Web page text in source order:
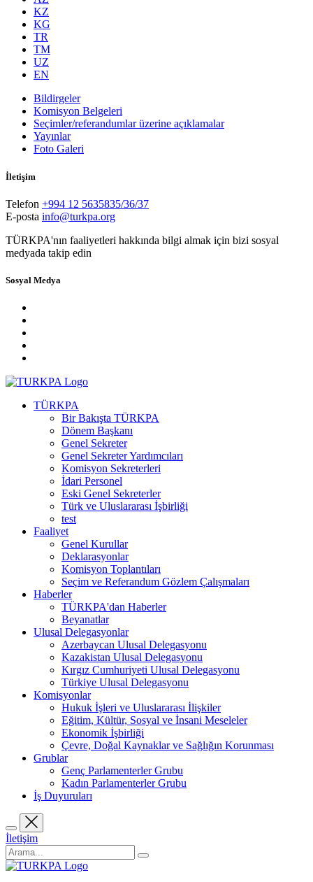
KZ
KG
TR
TM
UZ
EN
Bildirgeler
Komisyon Belgeleri
Seçimler/referandumlar üzerine açıklamalar
Yayınlar
Foto Galeri
İletişim
Telefon +994 12 5635835/36/37
E-posta info@turkpa.org
TÜRKPA'nın faaliyetleri hakkında bilgi almak için bizi sosyal
medyada takip edin
Sosyal Medya
TÜRKPA
Bir Bakışta TÜRKPA
Dönem Başkanı
Genel Sekreter
Genel Sekreter Yardımcıları
Komisyon Sekreterleri
İdari Personel
Eski Genel Sekreterler
Türk ve Uluslararası İşbirliği
test
Faaliyet
Genel Kurullar
Deklarasyonlar
Komisyon Toplantıları
Seçim ve Referandum Gözlem Çalışmaları
Haberler
TÜRKPA'dan Haberler
Beyanatlar
Ulusal Delegasyonlar
Azerbaycan Ulusal Delegasyonu
Kazakistan Ulusal Delegasyonu
Kırgız Cumhuriyeti Ulusal Delegasyonu
Türkiye Ulusal Delegasyonu
Komisyonlar
Hukuk İşleri ve Uluslararası İlişkiler
Eğitim, Kültür, Sosyal ve İnsani Meseleler
Ekonomik İşbirliği
Çevre, Doğal Kaynaklar ve Sağlığın Korunması
Grublar
Genç Parlamenterler Grubu
Kadın Parlamenterler Grubu
İş Duyuruları
İletişim